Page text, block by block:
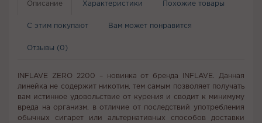
Описание Характеристики Похожие товары
С этим покупают Вам может понравится
Отзывы (0)
INFLAVE ZERO 2200 – новинка от бренда INFLAVE. Данная
линейка не содержит никотин, тем самым позволяет получать
вам истинное удовольствие от курения и сводит к минимуму
вреда на организм, в отличие от последствий употребления
обычных сигарет или альтернативных способов доставки